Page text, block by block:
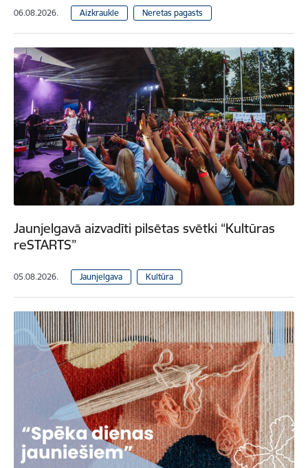
06.08.2026. Aizkraukle Neretas pagasts
Jaunjelgavā aizvadīti pilsētas svētki “Kultūras
reSTARTS”
05.08.2026. Jaunjelgava Kultūra